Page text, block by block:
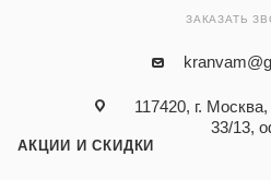
ЗАКАЗАТЬ
117420, г.
33/13,
АКЦИИ И СКИДКИ